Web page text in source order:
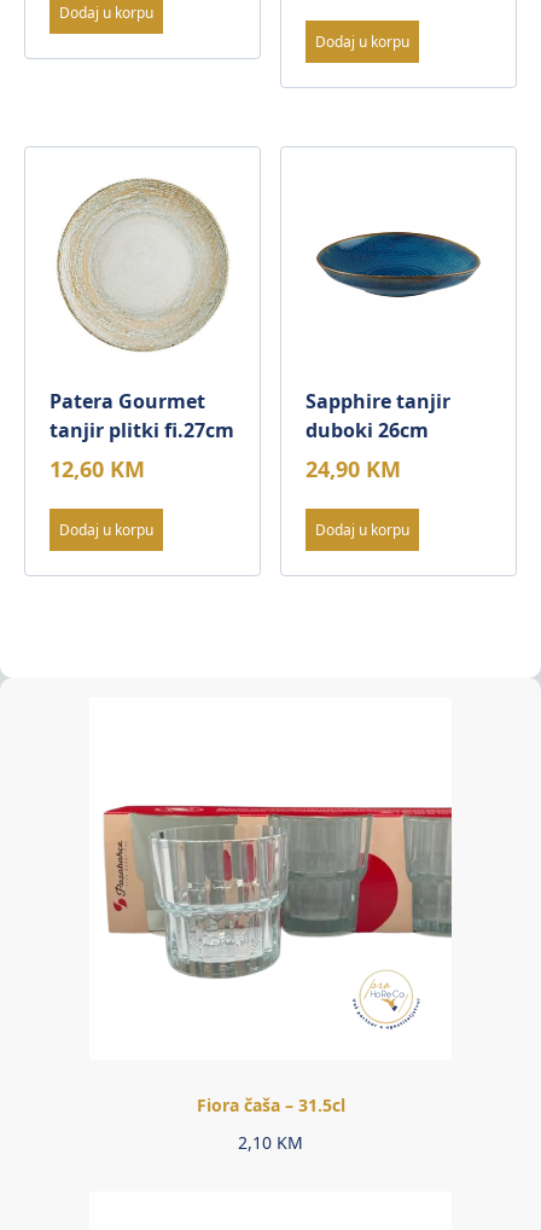
Dodaj u korpu
Dodaj u korpu
Patera Gourmet
tanjir plitki fi.27cm
12,60 KM
Dodaj u korpu
Sapphire tanjir
duboki 26cm
24,90 KM
Dodaj u korpu
Fiora čaša – 31.5cl
2,10 KM